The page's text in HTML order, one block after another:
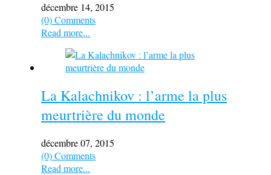
décembre 14, 2015
(0) Comments
Read more...
La Kalachnikov : l’arme la plus
meurtrière du monde
décembre 07, 2015
(0) Comments
Read more...